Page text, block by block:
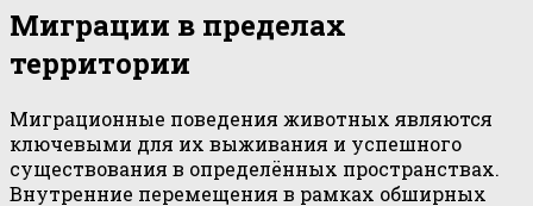
Миграции в пределах
территории
Миграционные поведения животных являются
ключевыми для их выживания и успешного
существования в определённых пространствах.
Внутренние перемещения в рамках обширных